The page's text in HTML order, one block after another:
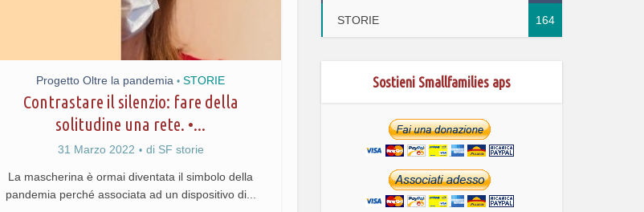
Progetto Oltre la pandemia • STORIE
Contrastare il silenzio: fare della
solitudine una rete. •...
31 Marzo 2022 di SF storie
La mascherina è ormai diventata il simbolo della
pandemia perché associata ad un dispositivo di...
STORIE 164
Sostieni Smallfamilies aps